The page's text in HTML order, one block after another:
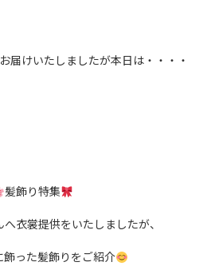
届けいたしましたが本日は・・・・
髪飾り特集
衣裳提供をいたしましたが、
飾った髪飾りをご紹介